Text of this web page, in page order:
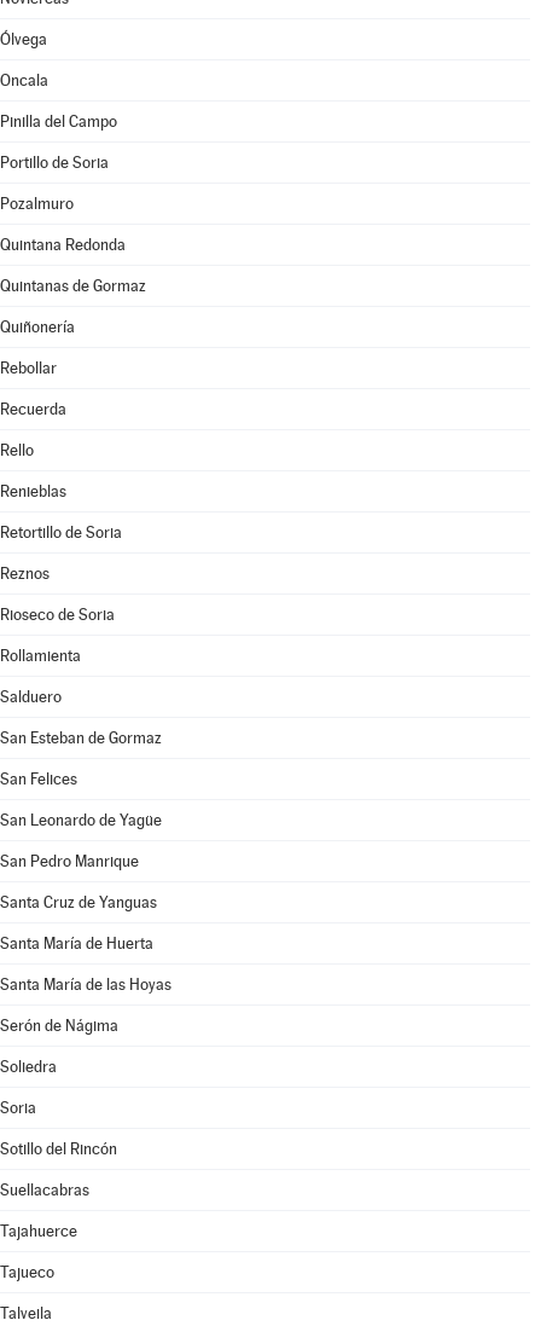
Ólvega
Oncala
Pinilla del Campo
Portillo de Soria
Pozalmuro
Quintana Redonda
Quintanas de Gormaz
Quiñonería
Rebollar
Recuerda
Rello
Renieblas
Retortillo de Soria
Reznos
Rioseco de Soria
Rollamienta
Salduero
San Esteban de Gormaz
San Felices
San Leonardo de Yagüe
San Pedro Manrique
Santa Cruz de Yanguas
Santa María de Huerta
Santa María de las Hoyas
Serón de Nágima
Soliedra
Soria
Sotillo del Rincón
Suellacabras
Tajahuerce
Tajueco
Talveila